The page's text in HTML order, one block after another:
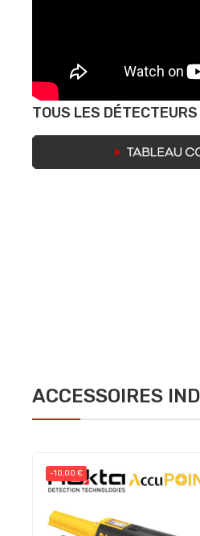
TOUS LES
ACCESSOIRES
-10,00 €